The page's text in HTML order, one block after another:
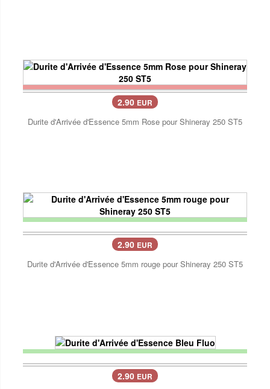
2.90 EUR
Durite d'Arrivée d'Essence 5mm Rose pour Shineray 250 ST5
2.90 EUR
Durite d'Arrivée d'Essence 5mm rouge pour Shineray 250 ST5
2.90 EUR